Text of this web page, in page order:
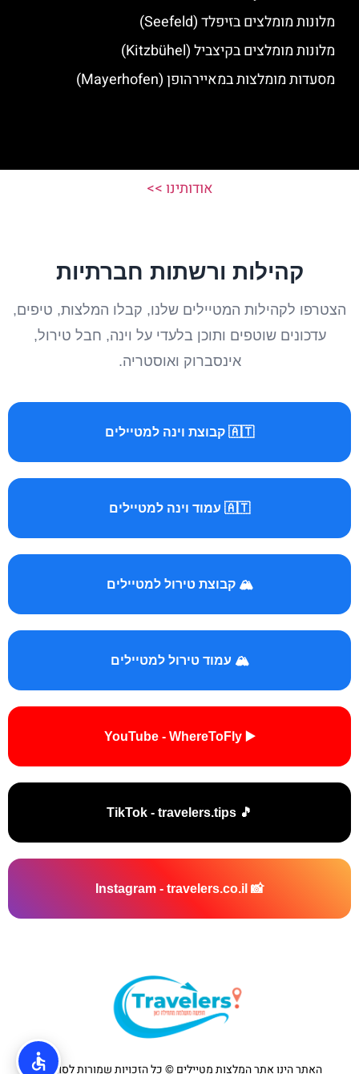
מלונות מומלצים בזיפלד (Seefeld)
מלונות מומלצים בקיצביל (Kitzbühel)
מסעדות מומלצות במאיירהופן (Mayerhofen)
אודותינו >>
קהילות ורשתות חברתיות
הצטרפו לקהילות המטיילים שלנו, קבלו המלצות, טיפים,
עדכונים שוטפים ותוכן בלעדי על וינה, חבל טירול,
אינסברוק ואוסטריה.
🇦🇹 קבוצת וינה למטיילים
🇦🇹 עמוד וינה למטיילים
🏔️ קבוצת טירול למטיילים
🏔️ עמוד טירול למטיילים
▶️ YouTube - WhereToFly
🎵 TikTok - travelers.tips
📸 Instagram - travelers.co.il
האתר הינו אתר המלצות מטיילים © כל הזכויות שמורות לסוכנות